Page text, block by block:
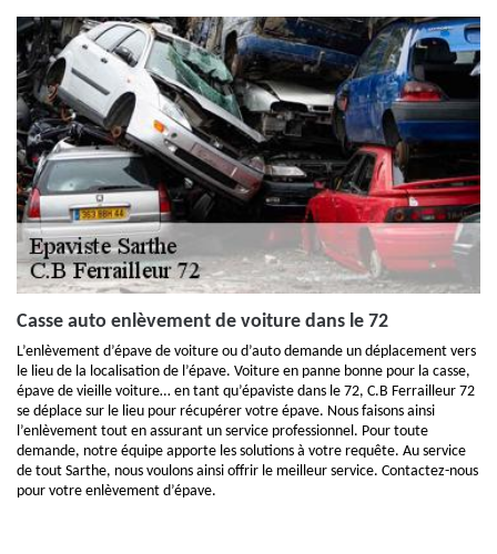
Casse auto enlèvement de voiture dans le 72
L’enlèvement d’épave de voiture ou d’auto demande un déplacement vers
le lieu de la localisation de l’épave. Voiture en panne bonne pour la casse,
épave de vieille voiture… en tant qu’épaviste dans le 72, C.B Ferrailleur 72
se déplace sur le lieu pour récupérer votre épave. Nous faisons ainsi
l’enlèvement tout en assurant un service professionnel. Pour toute
demande, notre équipe apporte les solutions à votre requête. Au service
de tout Sarthe, nous voulons ainsi offrir le meilleur service. Contactez-nous
pour votre enlèvement d’épave.